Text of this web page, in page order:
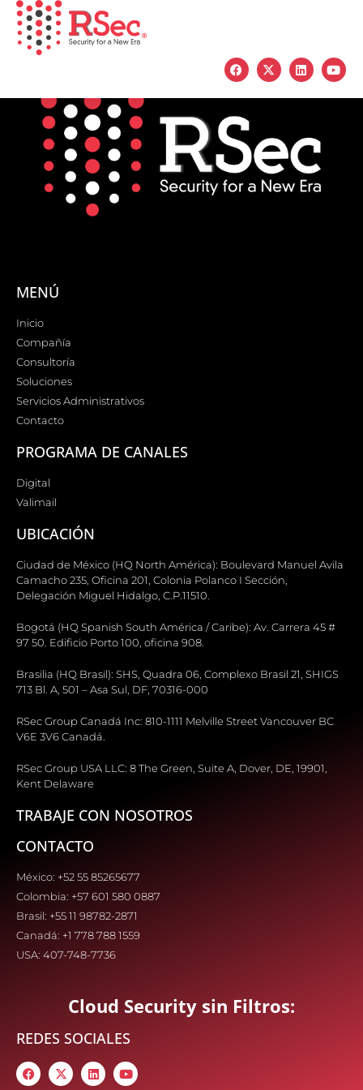
MENÚ
Inicio
Compañía
Consultoría
Soluciones
Servicios Administrativos
Contacto
PROGRAMA DE CANALES
Digital
Valimail
UBICACIÓN
Ciudad de México (HQ North América): Boulevard Manuel Avila
Camacho 235, Oficina 201, Colonia Polanco I Sección,
Delegación Miguel Hidalgo, C.P.11510.
Bogotá (HQ Spanish South América / Caribe): Av. Carrera 45 #
97 50. Edificio Porto 100, oficina 908.
Brasilia (HQ Brasil): SHS, Quadra 06, Complexo Brasil 21, SHIGS
713 Bl. A, 501 – Asa Sul, DF, 70316-000
RSec Group Canadá Inc: 810-1111 Melville Street Vancouver BC
V6E 3V6 Canadá.
RSec Group USA LLC: 8 The Green, Suite A, Dover, DE, 19901,
Kent Delaware
TRABAJE CON NOSOTROS
CONTACTO
México: +52 55 85265677
Colombia: +57 601 580 0887
Brasil: +55 11 98782-2871
Canadá: +1 778 788 1559
USA: 407-748-7736
Cloud Security sin Filtros:
REDES SOCIALES